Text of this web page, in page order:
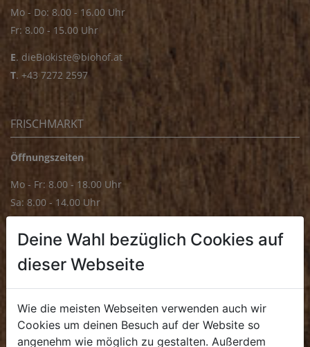
Mo - Do: 8.00 - 16.00 Uhr
Fr: 8.00 - 15.00 Uhr
E. dieBiokiste@biohof.at
T. +43 7272 2597
FRISCHMARKT
Öffnungszeiten
Mo - Fr: 8.00 - 18.00 Uhr
Sa: 8.00 - 14.00 Uhr
Mo - Fr: 8.00 - 16.00 Uhr
. +43 7272 4859 70
Deine Wahl bezüglich Cookies auf
dieser Webseite
Wie die meisten Webseiten verwenden auch wir
Cookies um deinen Besuch auf der Website so
angenehm wie möglich zu gestalten. Außerdem